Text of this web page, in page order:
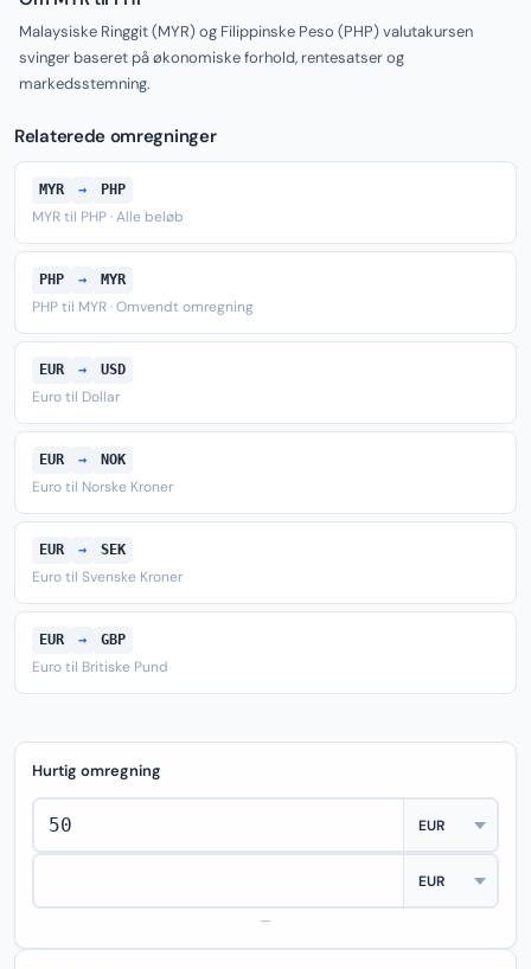
Malaysiske Ringgit (MYR) og Filippinske Peso (PHP) valutakursen
svinger baseret på økonomiske forhold, rentesatser og
markedsstemning.
Relaterede omregninger
MYR → PHP
MYR til PHP · Alle beløb
PHP → MYR
PHP til MYR · Omvendt omregning
EUR → USD
Euro til Dollar
EUR → NOK
Euro til Norske Kroner
EUR → SEK
Euro til Svenske Kroner
EUR → GBP
Euro til Britiske Pund
Hurtig omregning
—